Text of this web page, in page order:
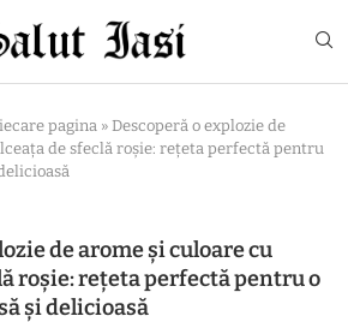
pagina » Descoperă o explozie de
de sfeclă roșie: rețeta perfectă pentru
de arome și culoare cu
roșie: rețeta perfectă pentru o
și delicioasă